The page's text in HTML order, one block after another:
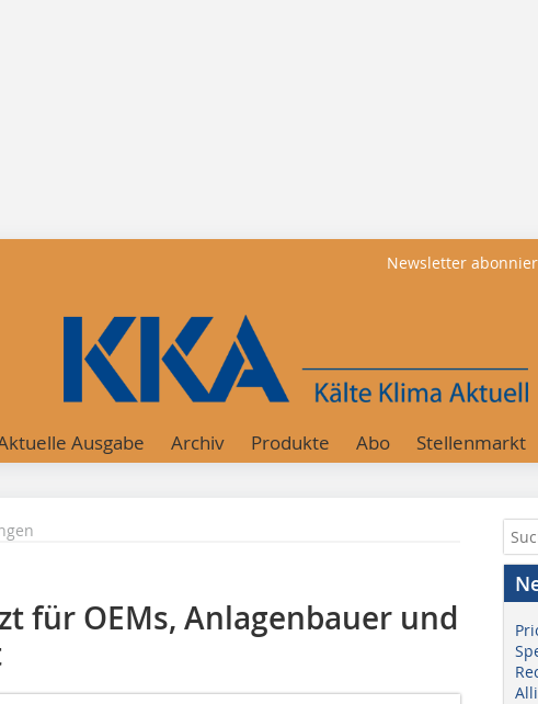
Newsletter
Ausgabe Archiv Produkte Abo Stellenmarkt
für OEMs, Anlagenbauer und